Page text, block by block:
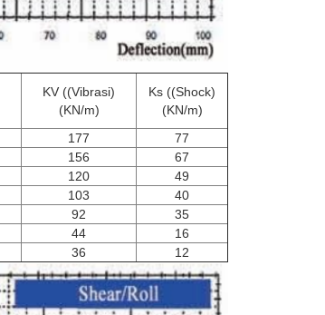
KV ((Vibrasi)
(KN/m)
Ks ((Shock)
(KN/m)
177
77
156
67
120
49
103
40
92
35
44
16
36 12